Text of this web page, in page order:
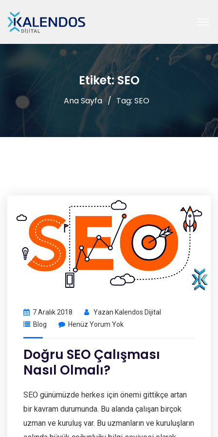
Etiket: SEO
Ana Sayfa Tag: SEO
7 Aralık 2018 Yazan Kalendos Dijital
Blog
Henüz Yorum Yok
Doğru SEO Çalışması
Nasıl Olmalı?
SEO günümüzde herkes için önemi gittikçe artan
bir kavram durumunda. Bu alanda çalışan birçok
uzman ve kuruluş var. Bu uzmanların ve kuruluşların